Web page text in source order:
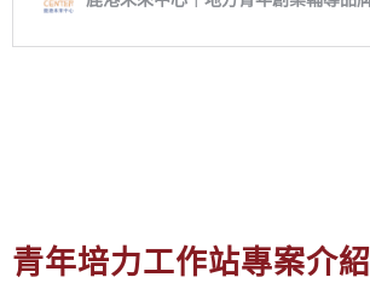
青年培力工作站專案介紹